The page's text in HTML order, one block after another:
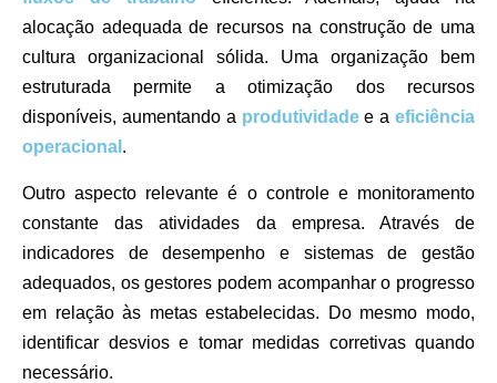
alocação adequada de recursos na construção de uma
cultura organizacional sólida. Uma organização bem
estruturada permite a otimização dos recursos
disponíveis, aumentando a produtividadee a eficiência
operacional .
Outro aspecto relevante é o controle e monitoramento
constante das atividades da empresa. Através de
indicadores de desempenho e sistemas de gestão
adequados, os gestores podem acompanhar o progresso
em relação às metas estabelecidas. Do mesmo modo,
identificar desvios e tomar medidas corretivas quando
necessário.